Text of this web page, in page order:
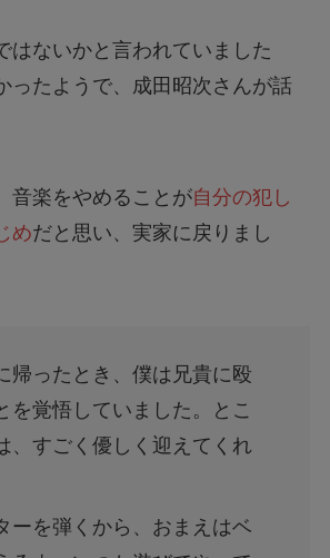
はないかと言われていました
ったようで、成田昭次さんが話
音楽をやめることが自分の犯し
めだと思い、実家に戻りまし
帰ったとき、僕は兄貴に殴
を覚悟していました。とこ
、すごく優しく迎えてくれ
ーを弾くから、おまえはベ